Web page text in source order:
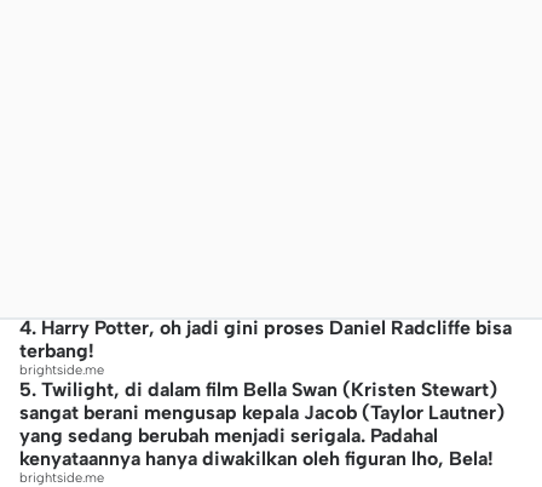
4. Harry Potter, oh jadi gini proses Daniel Radcliffe bisa
terbang!
brightside.me
5. Twilight, di dalam film Bella Swan (Kristen Stewart)
sangat berani mengusap kepala Jacob (Taylor Lautner)
yang sedang berubah menjadi serigala. Padahal
kenyataannya hanya diwakilkan oleh figuran lho, Bela!
brightside.me